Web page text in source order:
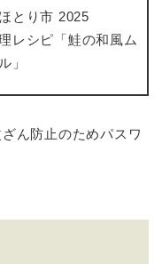
とり市 2025
レシピ「鮭の和風ム
」
ん防止のためパスワ